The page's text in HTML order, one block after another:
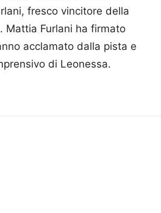
fresco vincitore della
Mattia Furlani ha firmato
acclamato dalla pista e
di Leonessa.